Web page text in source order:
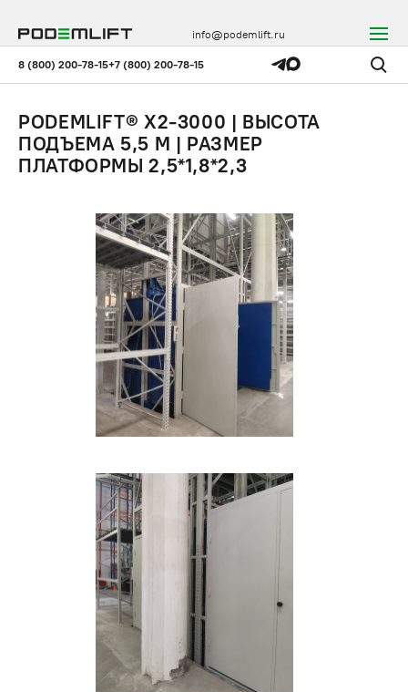
8 (800) 200-78-15+7 (800) 200-78-15
info@podemlift.ru
PODEMLIFT® X2-3000 | ВЫСОТА
ПОДЪЕМА 5,5 М | РАЗМЕР
ПЛАТФОРМЫ 2,5*1,8*2,3